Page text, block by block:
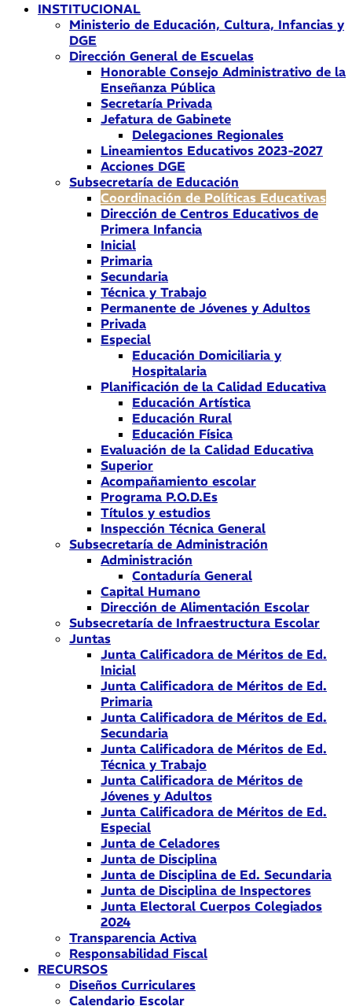
INSTITUCIONAL
Ministerio de Educación, Cultura, Infancias y
DGE
Dirección General de Escuelas
Honorable Consejo Administrativo de la
Enseñanza Pública
Secretaría Privada
Jefatura de Gabinete
Delegaciones Regionales
Lineamientos Educativos 2023-2027
Acciones DGE
Subsecretaría de Educación
Coordinación de Políticas Educativas
Dirección de Centros Educativos de
Primera Infancia
Inicial
Primaria
Secundaria
Técnica y Trabajo
Permanente de Jóvenes y Adultos
Privada
Especial
Educación Domiciliaria y
Hospitalaria
Planificación de la Calidad Educativa
Educación Artística
Educación Rural
Educación Física
Evaluación de la Calidad Educativa
Superior
Acompañamiento escolar
Programa P.O.D.Es
Títulos y estudios
Inspección Técnica General
Subsecretaría de Administración
Administración
Contaduría General
Capital Humano
Dirección de Alimentación Escolar
Subsecretaría de Infraestructura Escolar
Juntas
Junta Calificadora de Méritos de Ed.
Inicial
Junta Calificadora de Méritos de Ed.
Primaria
Junta Calificadora de Méritos de Ed.
Secundaria
Junta Calificadora de Méritos de Ed.
Técnica y Trabajo
Junta Calificadora de Méritos de
Jóvenes y Adultos
Junta Calificadora de Méritos de Ed.
Especial
Junta de Celadores
Junta de Disciplina
Junta de Disciplina de Ed. Secundaria
Junta de Disciplina de Inspectores
Junta Electoral Cuerpos Colegiados
2024
Transparencia Activa
Responsabilidad Fiscal
RECURSOS
Diseños Curriculares
Calendario Escolar